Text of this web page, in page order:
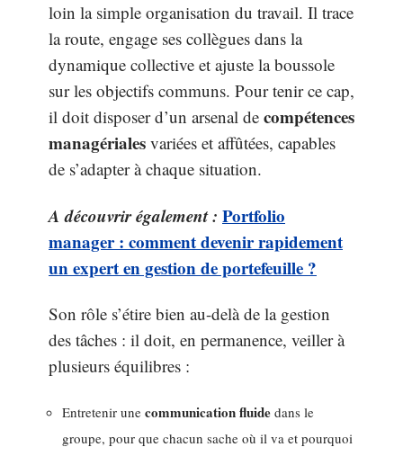
loin la simple organisation du travail. Il trace
la route, engage ses collègues dans la
dynamique collective et ajuste la boussole
sur les objectifs communs. Pour tenir ce cap,
il doit disposer d’un arsenal de compétences
managériales variées et affûtées, capables
de s’adapter à chaque situation.
A découvrir également : Portfolio
manager : comment devenir rapidement
un expert en gestion de portefeuille ?
Son rôle s’étire bien au-delà de la gestion
des tâches : il doit, en permanence, veiller à
plusieurs équilibres :
Entretenir une communication fluide dans le
groupe, pour que chacun sache où il va et pourquoi